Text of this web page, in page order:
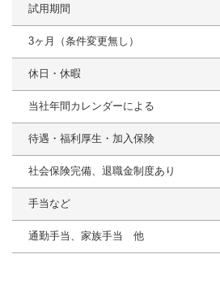
試用期間
3ヶ月（条件変更無し）
休日・休暇
当社年間カレンダーによる
待遇・福利厚生・加入保険
社会保険完備、退職金制度あり
手当など
通勤手当、家族手当 他